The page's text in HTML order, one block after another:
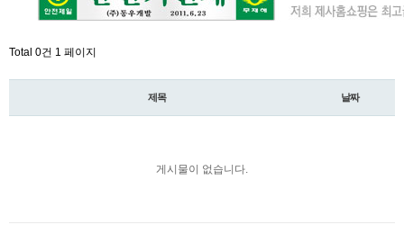
Total 0건 1 페이지
제목 날짜
게시물이 없습니다.